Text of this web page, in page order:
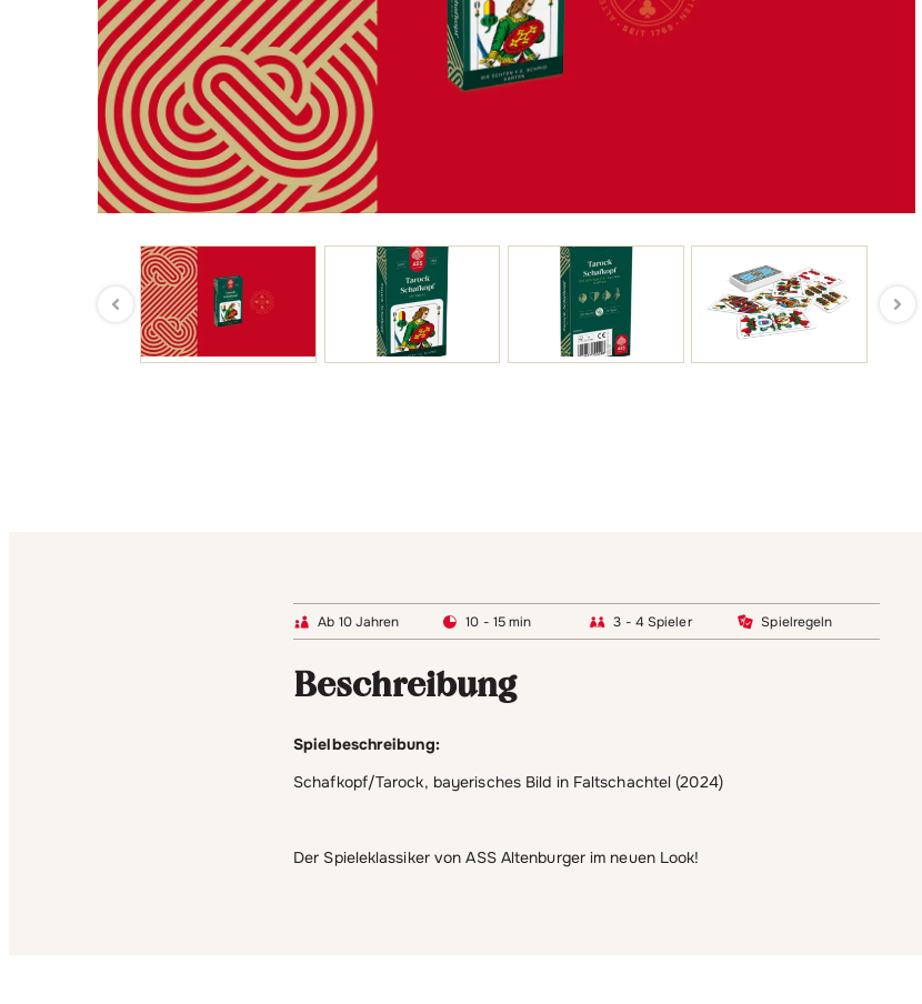
Ab 10 Jahren 10 - 15 min 3 - 4 Spieler Spielregeln
Beschreibung
Spielbeschreibung:
Schafkopf/Tarock, bayerisches Bild in Faltschachtel (2024)
Der Spieleklassiker von ASS Altenburger im neuen Look!